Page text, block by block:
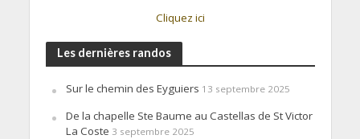
Cliquez ici
Les dernières randos
Sur le chemin des Eyguiers 13 septembre 2025
De la chapelle Ste Baume au Castellas de St Victor
La Coste 3 septembre 2025